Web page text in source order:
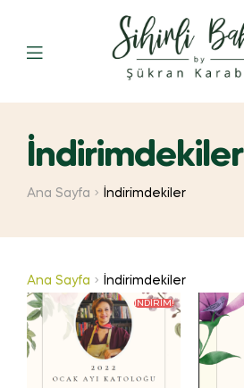
İndirimdekiler
Ana Sayfa İndirimdekiler
Ana Sayfa İndirimdekiler
İNDIRIM!